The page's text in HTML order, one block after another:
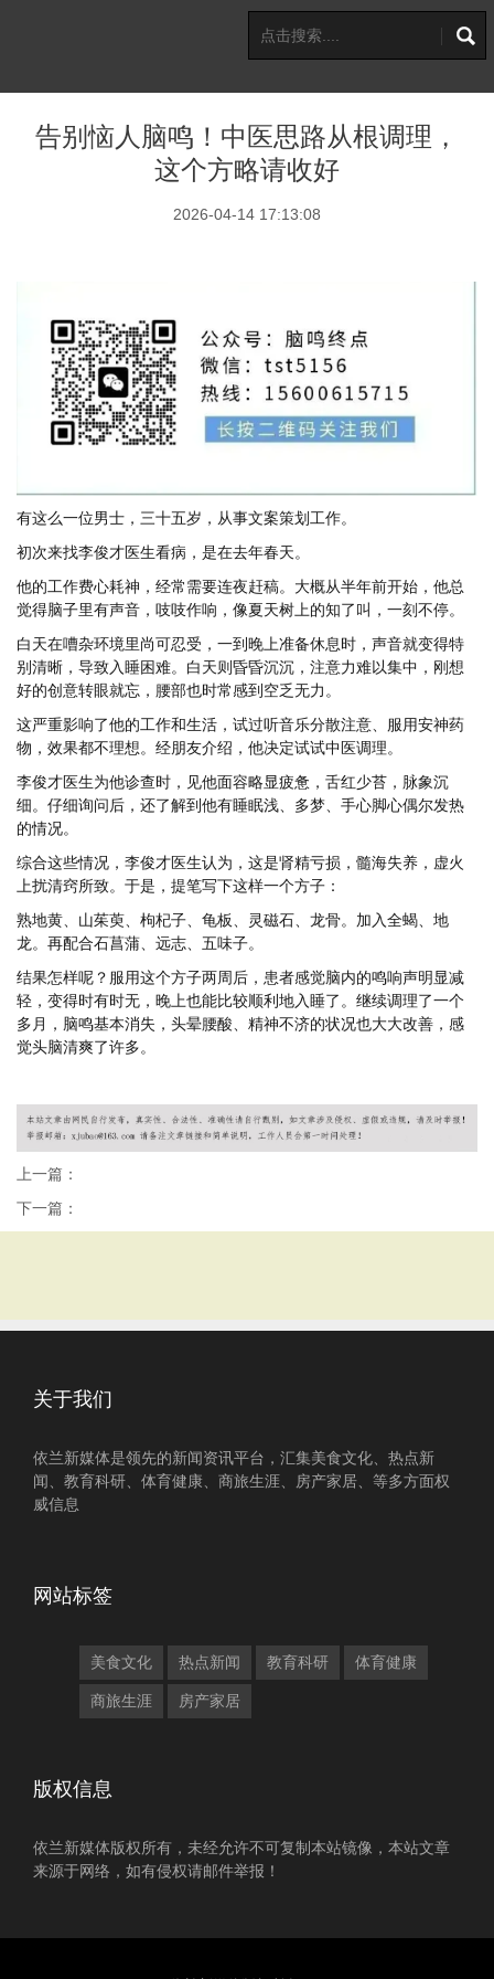
告别恼人脑鸣！中医思路从根调理，
这个方略请收好
2026-04-14 17:13:08
有这么一位男士，三十五岁，从事文案策划工作。
初次来找李俊才医生看病，是在去年春天。
他的工作费心耗神，经常需要连夜赶稿。大概从半年前开始，他总
觉得脑子里有声音，吱吱作响，像夏天树上的知了叫，一刻不停。
白天在嘈杂环境里尚可忍受，一到晚上准备休息时，声音就变得特
别清晰，导致入睡困难。白天则昏昏沉沉，注意力难以集中，刚想
好的创意转眼就忘，腰部也时常感到空乏无力。
这严重影响了他的工作和生活，试过听音乐分散注意、服用安神药
物，效果都不理想。经朋友介绍，他决定试试中医调理。
李俊才医生为他诊查时，见他面容略显疲惫，舌红少苔，脉象沉
细。仔细询问后，还了解到他有睡眠浅、多梦、手心脚心偶尔发热
的情况。
综合这些情况，李俊才医生认为，这是肾精亏损，髓海失养，虚火
上扰清窍所致。于是，提笔写下这样一个方子：
熟地黄、山茱萸、枸杞子、龟板、灵磁石、龙骨。加入全蝎、地
龙。再配合石菖蒲、远志、五味子。
结果怎样呢？服用这个方子两周后，患者感觉脑内的鸣响声明显减
轻，变得时有时无，晚上也能比较顺利地入睡了。继续调理了一个
多月，脑鸣基本消失，头晕腰酸、精神不济的状况也大大改善，感
觉头脑清爽了许多。
上一篇：
下一篇：
关于我们
依兰新媒体是领先的新闻资讯平台，汇集美食文化、热点新
闻、教育科研、体育健康、商旅生涯、房产家居、等多方面权
威信息
网站标签
美食文化 热点新闻 教育科研 体育健康
商旅生涯 房产家居
版权信息
依兰新媒体版权所有，未经允许不可复制本站镜像，本站文章
来源于网络，如有侵权请邮件举报！